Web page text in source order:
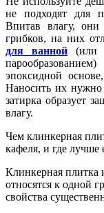
не подходят для
Впитав влагу, они
грибков, на них
для ванной
эпоксидной
Наносить их нужно
затирка образует
влагу.
Чем клинкерная
кафеля, и где лучше
Клинкерная плитка
относятся к одной
свойства